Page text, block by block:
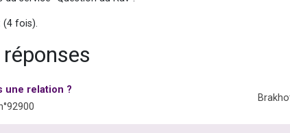
(4 fois).
une relation ?